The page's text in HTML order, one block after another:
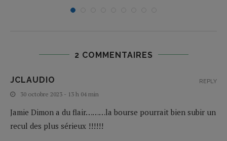
2 COMMENTAIRES
JCLAUDIO
30 octobre 2023 - 13 h 04 min
Jamie Dimon a du flair………la bourse pourrait bien subir un
recul des plus sérieux !!!!!!
REPLY